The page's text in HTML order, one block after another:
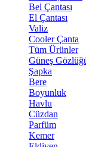
Bel Çantası
El Çantası
Valiz
Cooler Çanta
Tüm Ürünler
Güneş
Şapka
Bere
Boyunluk
Havlu
Cüzdan
Parfüm
Kemer